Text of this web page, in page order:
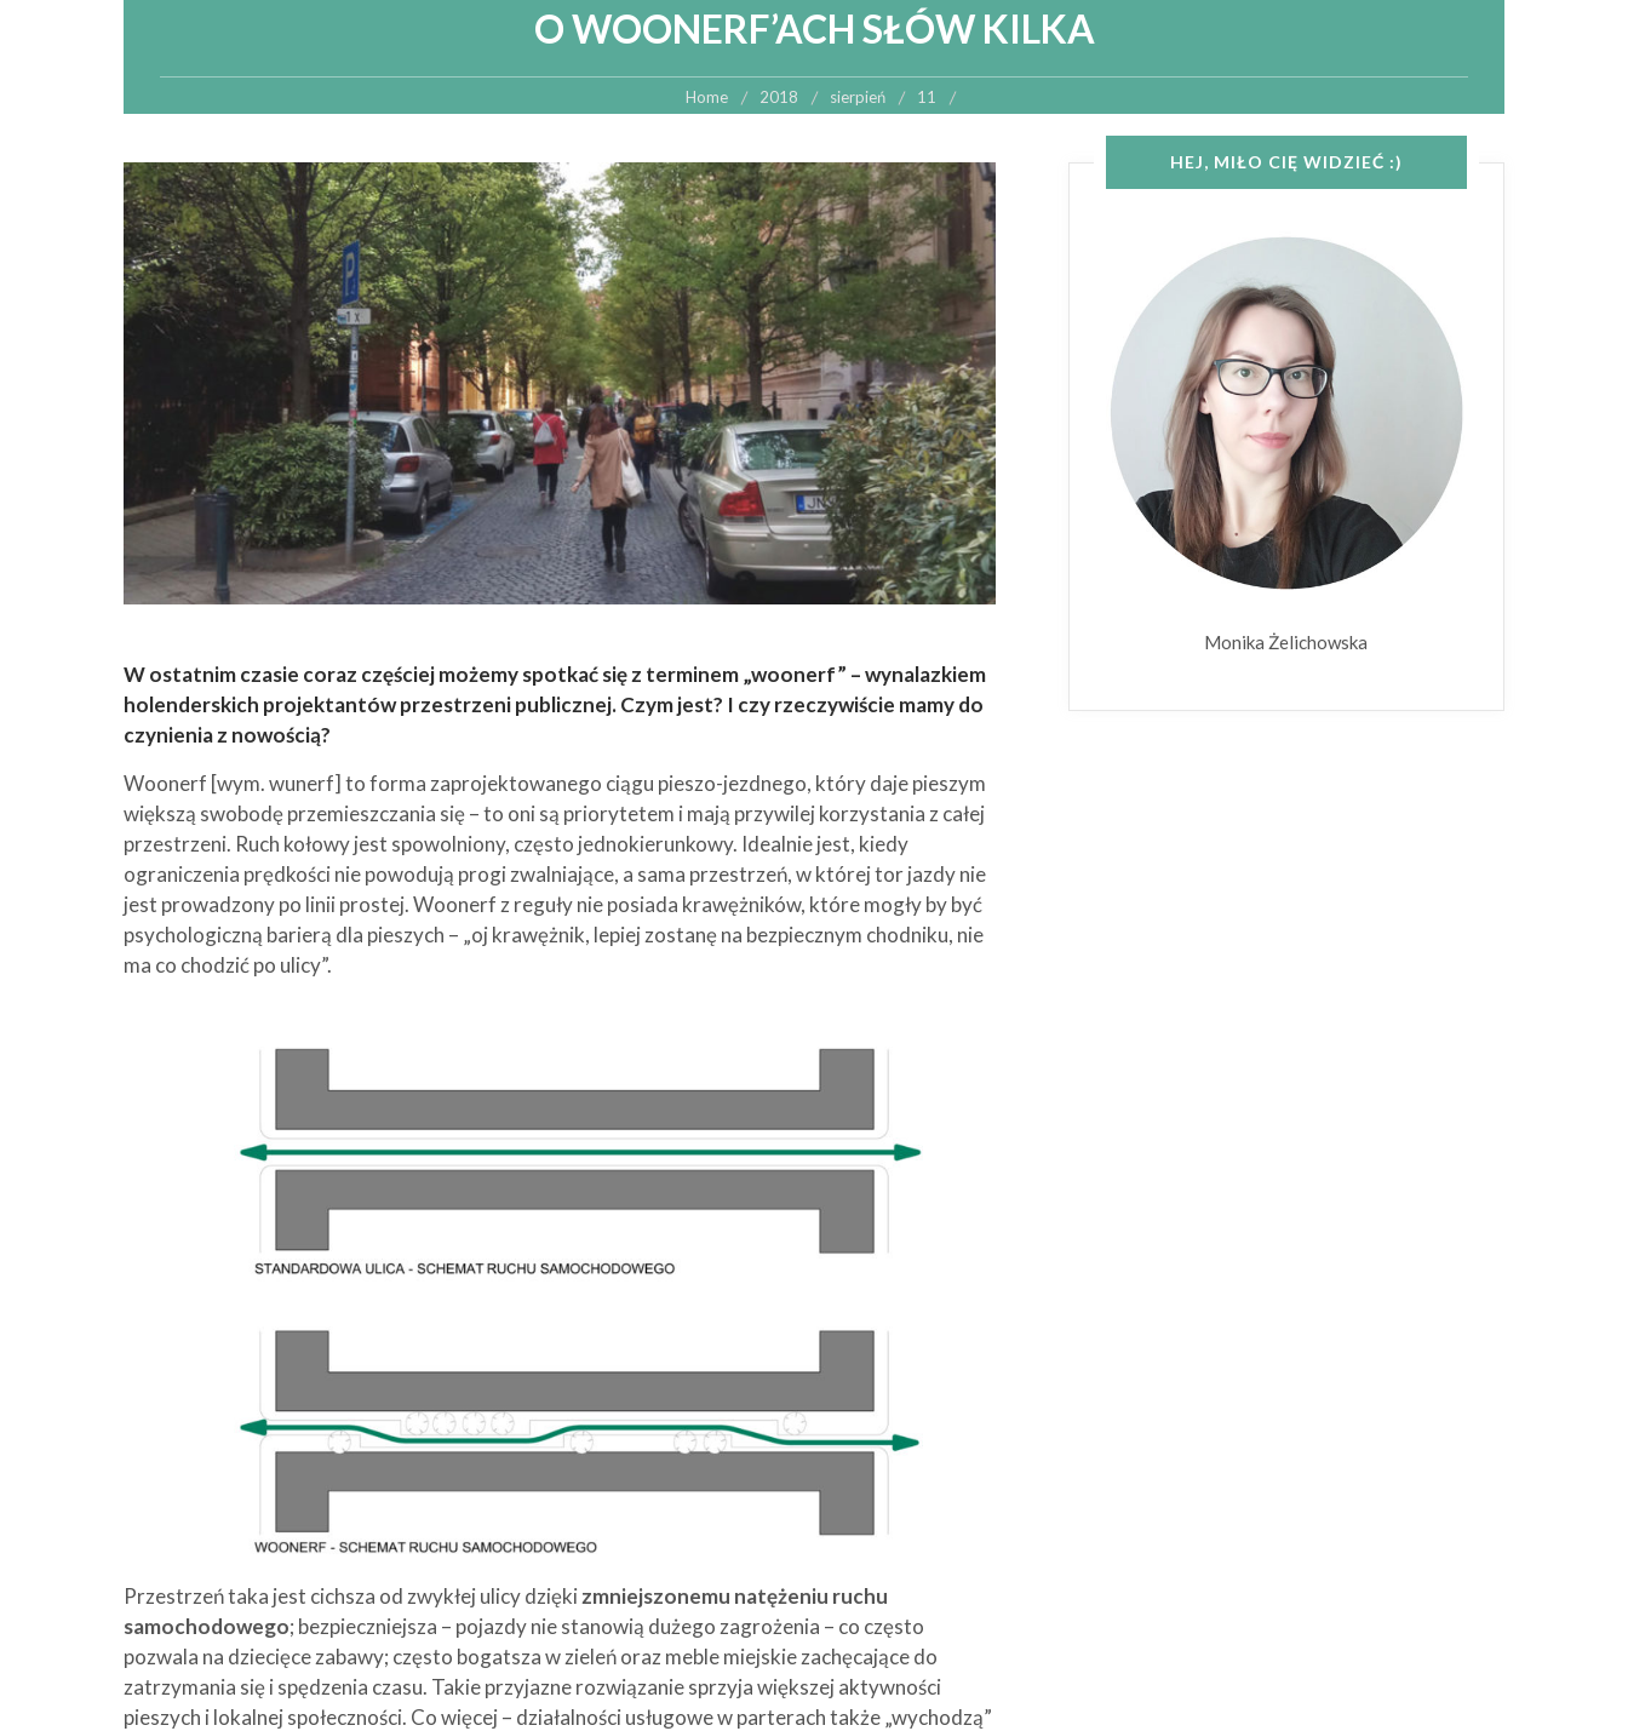
O WOONERF’ACH SŁÓW KILKA
Home 2018 sierpień 11
W ostatnim czasie coraz częściej możemy spotkać się z terminem „woonerf” – wynalazkiem
holenderskich projektantów przestrzeni publicznej. Czym jest? I czy rzeczywiście mamy do
czynienia z nowością?
Woonerf [wym. wunerf] to forma zaprojektowanego ciągu pieszo-jezdnego, który daje pieszym
większą swobodę przemieszczania się – to oni są priorytetem i mają przywilej korzystania z całej
przestrzeni. Ruch kołowy jest spowolniony, często jednokierunkowy. Idealnie jest, kiedy
ograniczenia prędkości nie powodują progi zwalniające, a sama przestrzeń, w której tor jazdy nie
jest prowadzony po linii prostej. Woonerf z reguły nie posiada krawężników, które mogły by być
psychologiczną barierą dla pieszych – „oj krawężnik, lepiej zostanę na bezpiecznym chodniku, nie
ma co chodzić po ulicy”.
Przestrzeń taka jest cichsza od zwykłej ulicy dzięki zmniejszonemu natężeniu ruchu
samochodowego; bezpieczniejsza – pojazdy nie stanowią dużego zagrożenia – co często
pozwala na dziecięce zabawy; często bogatsza w zieleń oraz meble miejskie zachęcające do
zatrzymania się i spędzenia czasu. Takie przyjazne rozwiązanie sprzyja większej aktywności
pieszych i lokalnej społeczności. Co więcej – działalności usługowe w parterach także „wychodzą”
HEJ, MIŁO CIĘ WIDZIEĆ :)
Monika Żelichowska